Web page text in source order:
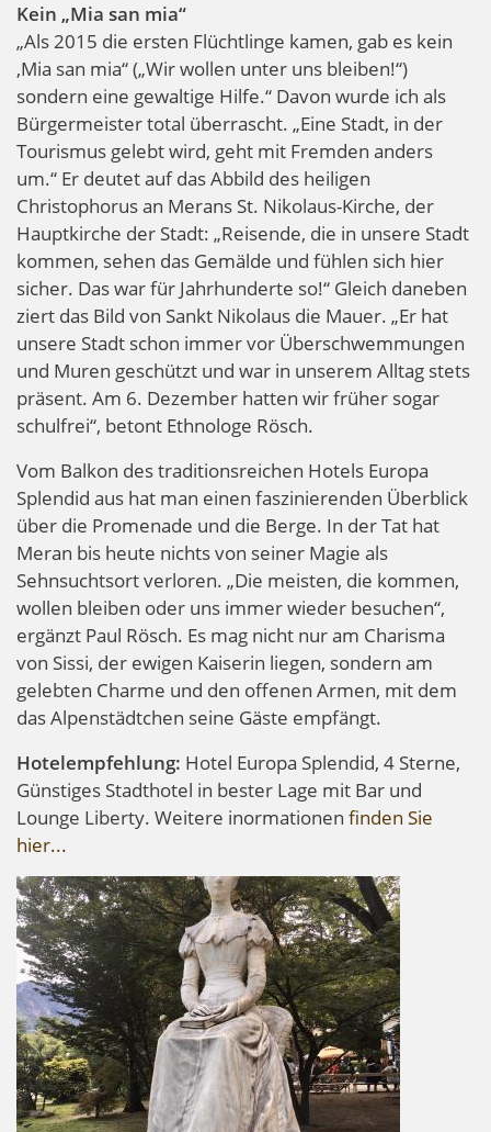
Kein „Mia san mia“
„Als 2015 die ersten Flüchtlinge kamen, gab es kein
‚Mia san mia“ („Wir wollen unter uns bleiben!“)
sondern eine gewaltige Hilfe.“ Davon wurde ich als
Bürgermeister total überrascht. „Eine Stadt, in der
Tourismus gelebt wird, geht mit Fremden anders
um.“ Er deutet auf das Abbild des heiligen
Christophorus an Merans St. Nikolaus-Kirche, der
Hauptkirche der Stadt: „Reisende, die in unsere Stadt
kommen, sehen das Gemälde und fühlen sich hier
sicher. Das war für Jahrhunderte so!“ Gleich daneben
ziert das Bild von Sankt Nikolaus die Mauer. „Er hat
unsere Stadt schon immer vor Überschwemmungen
und Muren geschützt und war in unserem Alltag stets
präsent. Am 6. Dezember hatten wir früher sogar
schulfrei“, betont Ethnologe Rösch.
Vom Balkon des traditionsreichen Hotels Europa
Splendid aus hat man einen faszinierenden Überblick
über die Promenade und die Berge. In der Tat hat
Meran bis heute nichts von seiner Magie als
Sehnsuchtsort verloren. „Die meisten, die kommen,
wollen bleiben oder uns immer wieder besuchen“,
ergänzt Paul Rösch. Es mag nicht nur am Charisma
von Sissi, der ewigen Kaiserin liegen, sondern am
gelebten Charme und den offenen Armen, mit dem
das Alpenstädtchen seine Gäste empfängt.
Hotelempfehlung: Hotel Europa Splendid, 4 Sterne,
Günstiges Stadthotel in bester Lage mit Bar und
Lounge Liberty. Weitere inormationen finden Sie
hier...